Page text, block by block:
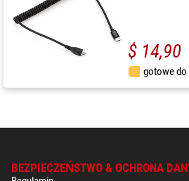
$ 14,90
gotowe do
BEZPIECZEŃSTWO & OCHRONA